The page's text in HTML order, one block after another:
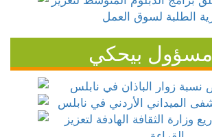
مسؤول بيحكي